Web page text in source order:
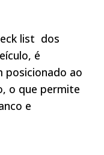
list dos
é
posicionado ao
o que permite
e